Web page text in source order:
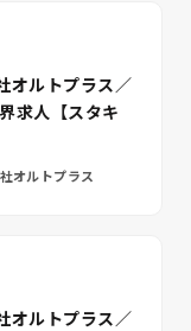
オルトプラス／
求人【スタキ
オルトプラス
オルトプラス／